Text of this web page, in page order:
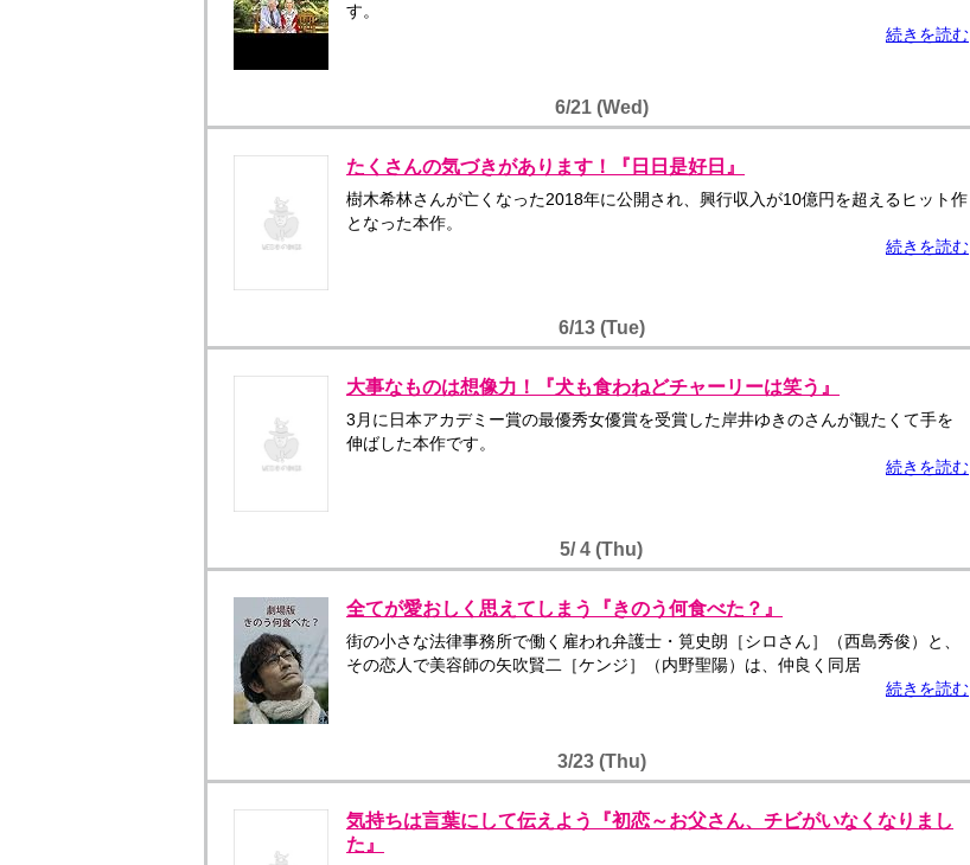
す。
続きを読む
6/21 (Wed)
たくさんの気づきがあります！『日日是好日』
樹木希林さんが亡くなった2018年に公開され、興行収入が10億円を超えるヒット作
となった本作。
続きを読む
6/13 (Tue)
大事なものは想像力！『犬も食わねどチャーリーは笑う』
3月に日本アカデミー賞の最優秀女優賞を受賞した岸井ゆきのさんが観たくて手を
伸ばした本作です。
続きを読む
5/ 4 (Thu)
全てが愛おしく思えてしまう『きのう何食べた？』
街の小さな法律事務所で働く雇われ弁護士・筧史朗［シロさん］（西島秀俊）と、
その恋人で美容師の矢吹賢二［ケンジ］（内野聖陽）は、仲良く同居
続きを読む
3/23 (Thu)
気持ちは言葉にして伝えよう『初恋～お父さん、チビがいなくなりまし
た』